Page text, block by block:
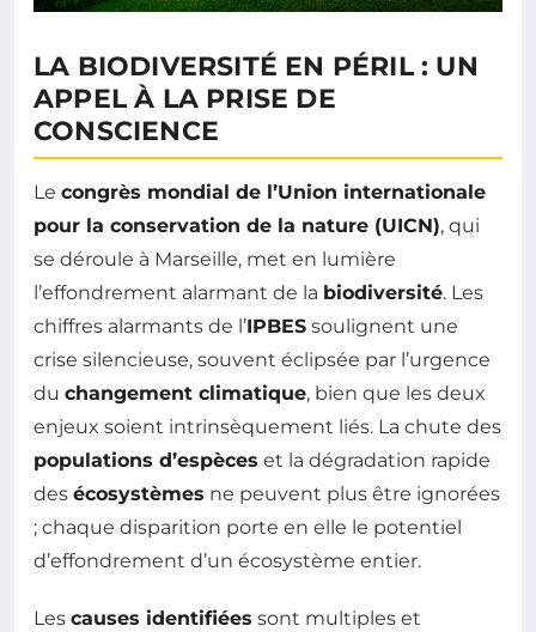
LA BIODIVERSITÉ EN PÉRIL : UN
APPEL À LA PRISE DE
CONSCIENCE
Le congrès mondial de l’Union internationale
pour la conservation de la nature (UICN), qui
se déroule à Marseille, met en lumière
l’effondrement alarmant de la biodiversité. Les
chiffres alarmants de l’IPBES soulignent une
crise silencieuse, souvent éclipsée par l’urgence
du changement climatique, bien que les deux
enjeux soient intrinsèquement liés. La chute des
populations d’espèces et la dégradation rapide
des écosystèmes ne peuvent plus être ignorées
; chaque disparition porte en elle le potentiel
d’effondrement d’un écosystème entier.
Les causes identifiées sont multiples et